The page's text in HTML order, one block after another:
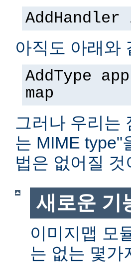
아직도 아래와
AddType
map
그러나 우리는
는 MIME type"
법은 없어질 것
새로운 기
이미지맵 모
는 없는 몇가